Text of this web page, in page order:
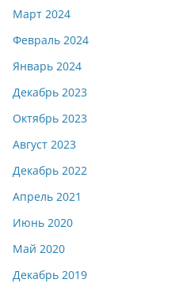
Март 2024
Февраль 2024
Январь 2024
Декабрь 2023
Октябрь 2023
Август 2023
Декабрь 2022
Апрель 2021
Июнь 2020
Май 2020
Декабрь 2019